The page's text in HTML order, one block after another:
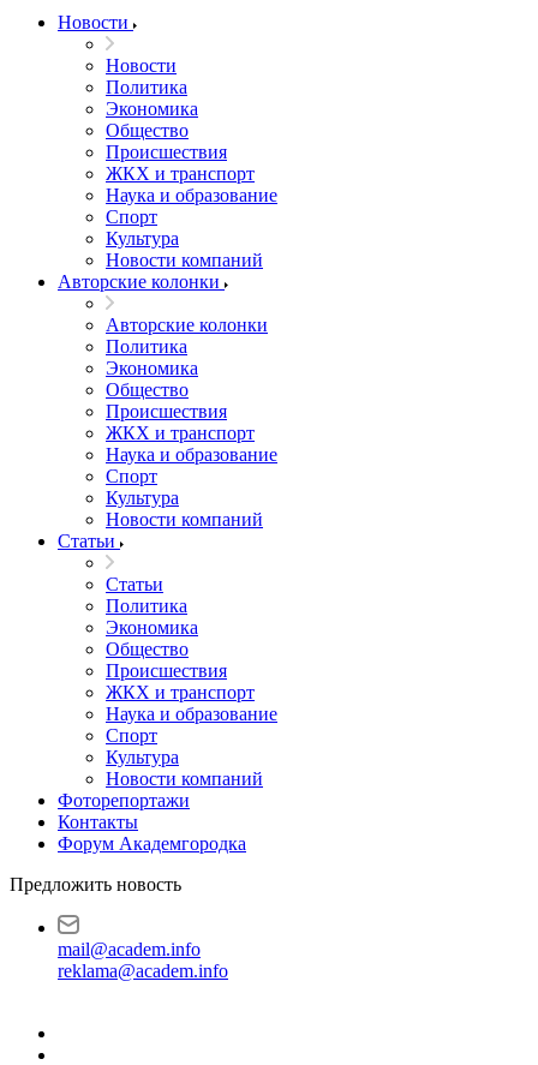
Новости
Новости
Политика
Экономика
Общество
Происшествия
ЖКХ и транспорт
Наука и образование
Спорт
Культура
Новости компаний
Авторские колонки
Авторские колонки
Политика
Экономика
Общество
Происшествия
ЖКХ и транспорт
Наука и образование
Спорт
Культура
Новости компаний
Статьи
Статьи
Политика
Экономика
Общество
Происшествия
ЖКХ и транспорт
Наука и образование
Спорт
Культура
Новости компаний
Фоторепортажи
Контакты
Форум Академгородка
Предложить новость
mail@academ.info
reklama@academ.info